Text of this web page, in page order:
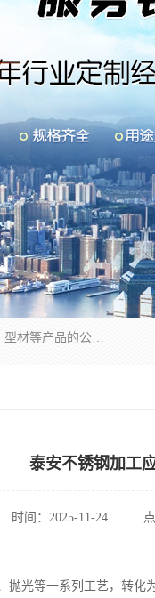
山东华钰金属材料有限公司是一家经营各种不锈钢管材、板材、圆钢、法兰、封头、型材等产品的公司；主营产品有：不锈钢管，激光切割，管件标准件，不锈钢圆钢，不锈钢人孔，不锈钢亮管，不锈钢角钢，不锈钢加工，不锈钢管子，不锈钢工业方管，不锈钢封头，不锈钢法兰，不锈钢阀门，不锈钢槽钢，不锈钢扁钢，不锈钢板等；可为客户制作各种规格的型材及不锈钢配件、非标准件及各种容器具等，能满足客户的不同采购要求。
泰安不锈钢加工
时间：2025-11-24
光等一系列工艺，转化